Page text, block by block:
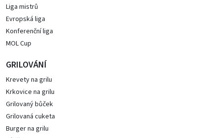
Liga mistrů
Evropská liga
Konferenční liga
MOL Cup
GRILOVÁNÍ
Krevety na grilu
Krkovice na grilu
Grilovaný bůček
Grilovaná cuketa
Burger na grilu